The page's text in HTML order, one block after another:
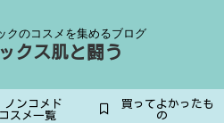
クのコスメを集めるブログ
クス肌と闘う
ンコメド
コスメ一覧
買ってよかったも
の